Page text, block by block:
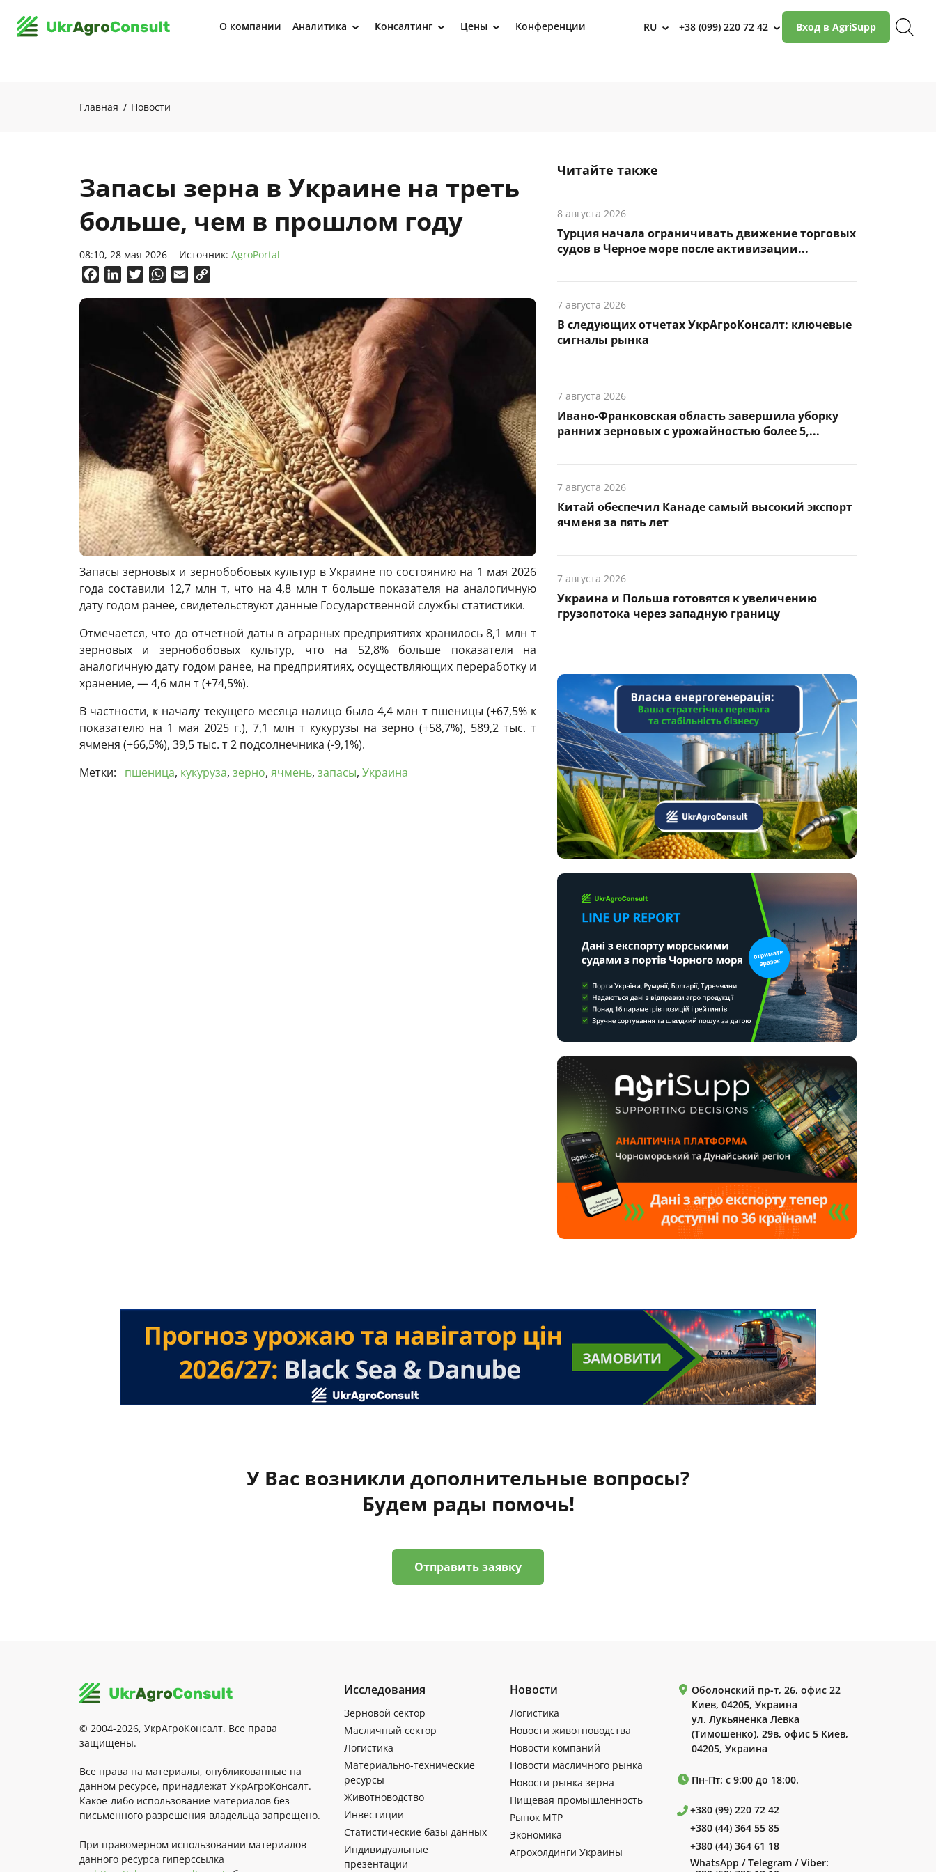
О компании Аналитика › Консалтинг › Цены › Конференции RU › +38 (099) 220 72 42 › Вход в AgriSupp
Главная Новости
Запасы зерна в Украине на треть
больше, чем в прошлом году
08:10, 28 мая 2026 Источник: AgroPortal
FacebookLinkedInTwitterWhatsApp
Email
Запасы зерновых и зернобобовых культур в Украине по состоянию на 1 мая 2026
года составили 12,7 млн ​​т, что на 4,8 млн т больше показателя на аналогичную
дату годом ранее, свидетельствуют данные Государственной службы статистики.
Отмечается, что до отчетной даты в аграрных предприятиях хранилось 8,1 млн т
зерновых и зернобобовых культур, что на 52,8% больше показателя на
аналогичную дату годом ранее, на предприятиях, осуществляющих переработку и
хранение, — 4,6 млн т (+74,5%).
В частности, к началу текущего месяца налицо было 4,4 млн т пшеницы (+67,5% к
показателю на 1 мая 2025 г.), 7,1 млн т кукурузы на зерно (+58,7%), 589,2 тыс. т
ячменя (+66,5%), 39,5 тыс. т 2 подсолнечника (-9,1%).
Метки:
пшеница, кукуруза, зерно, ячмень, запасы, Украина
Читайте также
8 августа 2026
Турция начала ограничивать движение торговых
судов в Черное море после активизации...
7 августа 2026
В следующих отчетах УкрАгроКонсалт: ключевые
сигналы рынка
7 августа 2026
Ивано-Франковская область завершила уборку
ранних зерновых с урожайностью более 5,...
7 августа 2026
Китай обеспечил Канаде самый высокий экспорт
ячменя за пять лет
7 августа 2026
Украина и Польша готовятся к увеличению
грузопотока через западную границу
У Вас возникли дополнительные вопросы?
Будем рады помочь!
Отправить заявку
© 2004-2026, УкрАгроКонсалт. Все права
защищены.
Все права на материалы, опубликованные на
данном ресурсе, принадлежат УкрАгроКонсалт.
Какое-либо использование материалов без
письменного разрешения владельца запрещено.
При правомерном использовании материалов
данного ресурса гиперссылка
Исследования
Зерновой сектор
Масличный сектор
Логистика
Материально-технические
ресурсы
Животноводство
Инвестиции
Статистические базы данных
Индивидуальные
презентации
Новости
Логистика
Новости животноводства
Новости компаний
Новости масличного рынка
Новости рынка зерна
Пищевая промышленность
Рынок МТР
Экономика
Агрохолдинги Украины
Оболонский пр-т, 26, офис 22
Киев, 04205, Украина
ул. Лукьяненка Левка
(Тимошенко), 29в, офис 5 Киев,
04205, Украина
Пн-Пт: с 9:00 до 18:00.
+380 (99) 220 72 42
+380 (44) 364 55 85
+380 (44) 364 61 18
WhatsApp / Telegram / Viber: